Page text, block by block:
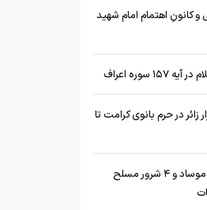
و کانونِ اهتمام امام شهید
روزانه ۲۰ هزار زائر در حرم بانوی کرامت تا
بازداشت ۲۱ مزدور موساد و ۴ شرور مسلح